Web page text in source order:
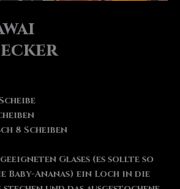
8 Scheiben
Glases (es sollte so
Baby-Ananas) ein Loch in die